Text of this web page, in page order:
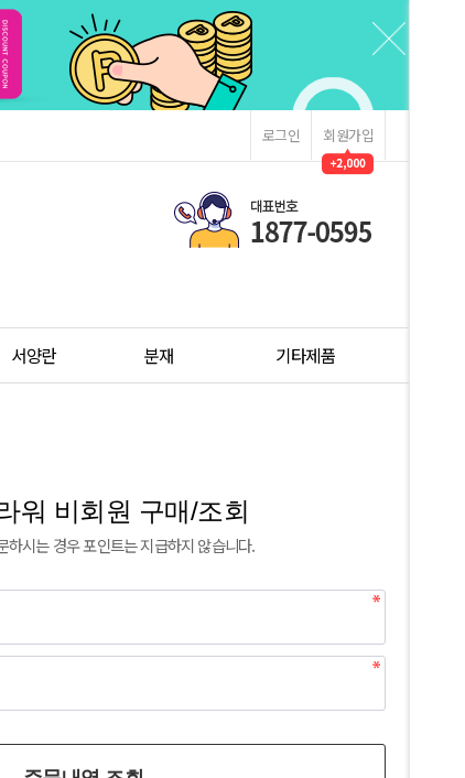
로그인 회원가입
서양란 분재 기타제품
워 비회원 구매/조회
하시는 경우 포인트는 지급하지 않습니다.